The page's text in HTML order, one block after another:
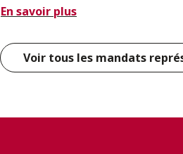
En savoir plus
Voir tous les mandats